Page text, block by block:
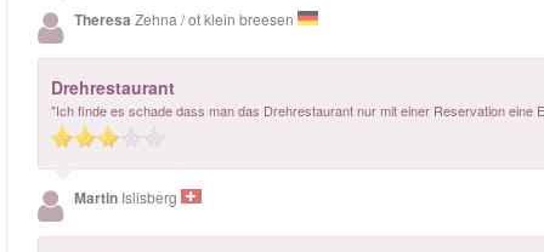
Theresa Zehna / ot klein breesen
Drehrestaurant
"Ich finde es schade dass man das Drehrestaurant nur mit einer Reservation eine
Martin Islisberg